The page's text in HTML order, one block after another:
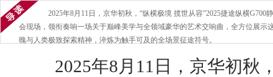
2025年8月11日，京华初秋，“纵横极境 揽世从容”2025捷途纵横G700
会现场，领衔奏响一场关于巅峰美学与全领域豪华的艺术交响曲，全方位展示
魄与人类极致探索精神，淬炼为触手可及的全场景征途符号。
2025年8月11日，京华初秋